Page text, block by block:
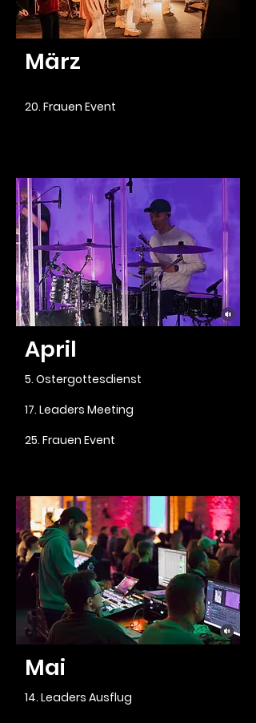
März
20. Frauen Event
April
5. Ostergottesdienst
17. Leaders Meeting
25. Frauen Event
Mai
14. Leaders Ausflug